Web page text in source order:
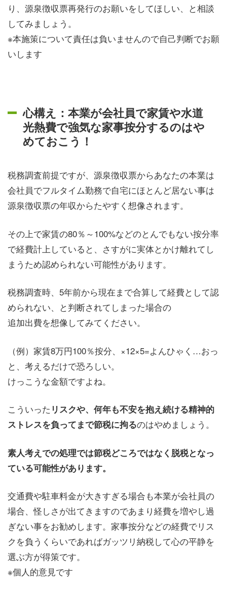
り、源泉徴収票再発行のお願いをしてほしい、と相談
してみましょう。
※本施策について責任は負いませんので自己判断でお願
いします
心構え：本業が会社員で家賃や水道
光熱費で強気な家事按分するのはや
めておこう！
税務調査前提ですが、源泉徴収票からあなたの本業は
会社員でフルタイム勤務で自宅にほとんど居ない事は
源泉徴収票の年収からたやすく想像されます。
その上で家賃の80％～100%などのとんでもない按分率
で経費計上していると、さすがに実体とかけ離れてし
まうため認められない可能性があります。
税務調査時、5年前から現在まで合算して経費として認
められない、と判断されてしまった場合の
追加出費を想像してみてください。
（例）家賃8万円100％按分、×12×5=よんひゃく…おっ
と、考えるだけで恐ろしい。
けっこうな金額ですよね。
こういった リスクや、何年も不安を抱え続ける精神的
ストレスを負ってまで節税に拘るのはやめましょう。
素人考えでの処理では節税どころではなく脱税となっ
ている可能性があります。
交通費や駐車料金が大きすぎる場合も本業が会社員の
場合、怪しさが出てきますのであまり経費を増やし過
ぎない事をお勧めします。家事按分などの経費でリス
クを負うくらいであればガッツリ納税して心の平静を
選ぶ方が得策です。
※個人的意見です